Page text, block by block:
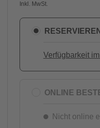
Inkl. MwSt.
Verfügbarkeit
ONLINE
Nicht online